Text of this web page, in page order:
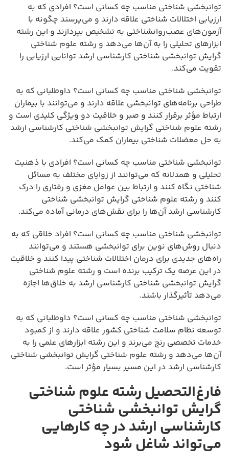
توانبخشی شناختی مناسب چه کسانی است؟ افرادی که به
ارزیابی اختلالات شناختی علاقه دارند و می‌پرسند چگونه با
آزمون‌های عصب‌روانشناختی به تشخیص بپردازند و این رشته
ابزارهای تحلیلی را به آن‌ها می‌دهد و رشته علوم شناختی
گرایش توانبخشی شناختی کارشناسی ارشد توانایی ارزیابی را
تقویت می‌کند.
توانبخشی شناختی مناسب چه کسانی است؟ داوطلبانی که به
طراحی برنامه‌های توانبخشی علاقه دارند و می‌توانند با بیماران
ارتباط مؤثر برقرار کنند و صبر و خلاقیت دو ویژگی کلیدی است و
رشته علوم شناختی گرایش توانبخشی شناختی کارشناسی ارشد
به حل معضلات شناختی بیماران کمک می‌کند.
توانبخشی شناختی مناسب چه کسانی است؟ افرادی با ذهنیت
تحلیلی و همدلانه که می‌توانند از زوایای مختلف به مسائل
شناختی نگاه کنند و ارتباط بین عوامل مغزی و رفتاری را درک
کنند و رشته علوم شناختی گرایش توانبخشی شناختی
کارشناسی ارشد آن‌ها را برای نقش‌های درمانی آماده می‌کند.
توانبخشی شناختی مناسب چه کسانی است؟ افراد خلاقی که به
دنبال روش‌های نوین برای توانبخشی هستند و می‌توانند
راه‌های جدیدی برای درمان اختلالات شناختی پیدا کنند و خلاقیت
در این عرصه یک ترکیب برنده است و رشته علوم شناختی
گرایش توانبخشی شناختی کارشناسی ارشد به خلاق‌ها اجازه
می‌دهد تأثیرگذار باشند.
توانبخشی شناختی مناسب چه کسانی است؟ داوطلبانی که به
توسعه نظام سلامت شناختی کشور علاقه دارند و از کمبود
خدمات تخصصی رنج می‌برند و این رشته ابزارهای علمی را به
آن‌ها می‌دهد و رشته علوم شناختی گرایش توانبخشی شناختی
کارشناسی ارشد در این مسیر بسیار مؤثر است.
فارغ‌التحصیل رشته علوم شناختی
گرایش توانبخشی شناختی
کارشناسی ارشد در چه کارهایی
می‌تواند شاغل شود